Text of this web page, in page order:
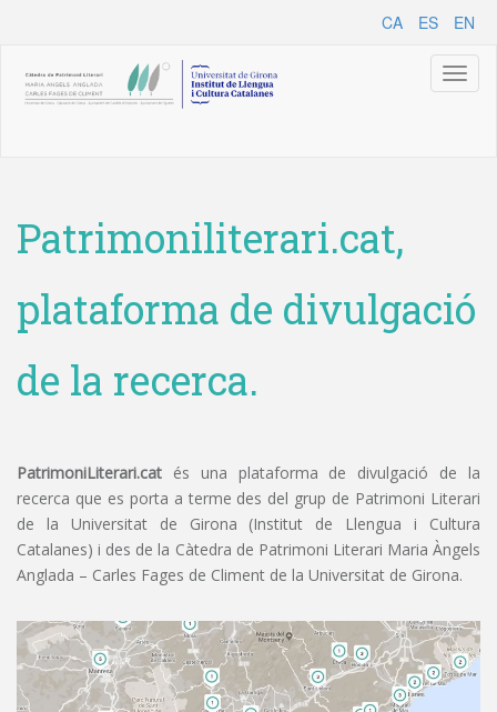
CA ES EN
Patrimoniliterari.cat,
plataforma de divulgació
de la recerca.
PatrimoniLiterari.cat és una plataforma de divulgació de la
recerca que es porta a terme des del grup de Patrimoni Literari
de la Universitat de Girona (Institut de Llengua i Cultura
Catalanes) i des de la Càtedra de Patrimoni Literari Maria Àngels
Anglada – Carles Fages de Climent de la Universitat de Girona.